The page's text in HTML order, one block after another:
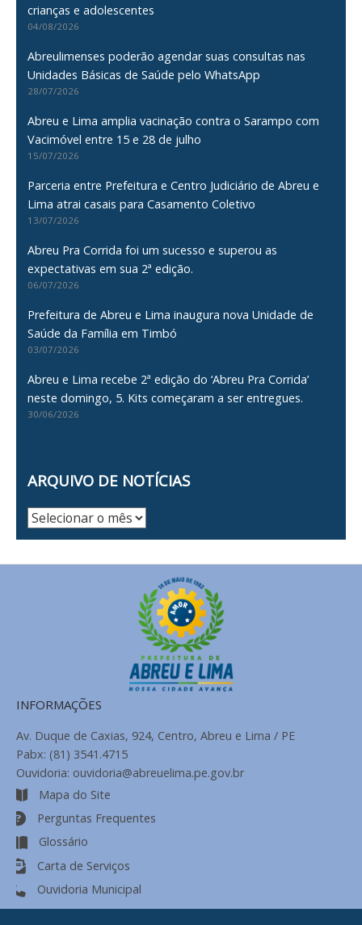
crianças e adolescentes
04/08/2026
Abreulimenses poderão agendar suas consultas nas
Unidades Básicas de Saúde pelo WhatsApp
28/07/2026
Abreu e Lima amplia vacinação contra o Sarampo com
Vacimóvel entre 15 e 28 de julho
15/07/2026
Parceria entre Prefeitura e Centro Judiciário de Abreu e
Lima atrai casais para Casamento Coletivo
13/07/2026
Abreu Pra Corrida foi um sucesso e superou as
expectativas em sua 2ª edição.
06/07/2026
Prefeitura de Abreu e Lima inaugura nova Unidade de
Saúde da Família em Timbó
03/07/2026
Abreu e Lima recebe 2ª edição do ‘Abreu Pra Corrida’
neste domingo, 5. Kits começaram a ser entregues.
30/06/2026
ARQUIVO DE NOTÍCIAS
Arquivo
INFORMAÇÕES
Av. Duque de Caxias, 924, Centro, Abreu e Lima / PE
Pabx: (81) 3541.4715
Ouvidoria: ouvidoria@abreuelima.pe.gov.br
Mapa do Site
Perguntas Frequentes
Glossário
Carta de Serviços
Ouvidoria Municipal